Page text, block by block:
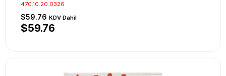
470.10.20.0326
$59.76 KDV Dahil
$59.76